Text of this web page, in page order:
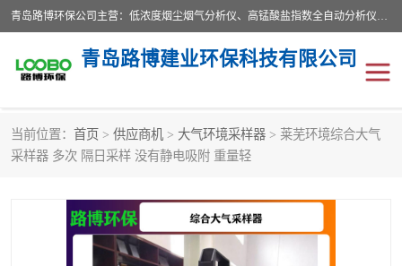
青岛路博环保公司主营：低浓度烟尘烟气分析仪、高锰酸盐指数全自动分析仪、便携式超声波明渠流量计、便携式水质采样器、恒温恒湿称重系统、手持式油烟检测仪等;是一家集环保科研、设计、生产、维护、销售和系统集成为一体的综合性高科技企业。路博人秉承"科学技术是第一生产力的重要理念，倡导环境友好型的生产、生活和消费方式。
青岛路博建业环保科技有限公司
当前位置： 首页 > 供应商机 > 大气环境采样器 > 莱芜环境综合大气
采样器 多次 隔日采样 没有静电吸附 重量轻
生物安全柜 气体检测仪
水质检测仪 手持式油烟检测仪
恒温恒湿称重系统 二恶英采集器